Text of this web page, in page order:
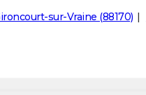
sur-Vraine (88170)